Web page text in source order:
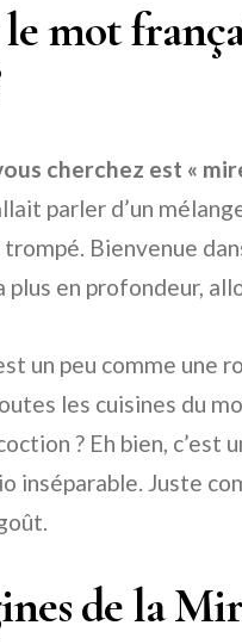
mot
cherchez est «
parler d’un
Bienvenue
plus en profondeur,
un peu comme une
les cuisines du
? Eh bien, c’est
inséparable. Juste
de la